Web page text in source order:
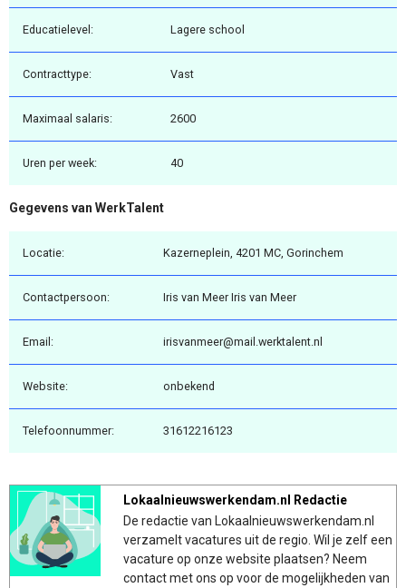
Educatielevel: Lagere school
Contracttype: Vast
Maximaal salaris: 2600
Uren per week: 40
Gegevens van WerkTalent
Locatie: Kazerneplein, 4201 MC, Gorinchem
Contactpersoon: Iris van Meer Iris van Meer
Email: irisvanmeer@mail.werktalent.nl
Website: onbekend
Telefoonnummer: 31612216123
Lokaalnieuwswerkendam.nl Redactie
De redactie van Lokaalnieuwswerkendam.nl
verzamelt vacatures uit de regio. Wil je zelf een
vacature op onze website plaatsen? Neem
contact met ons op voor de mogelijkheden van